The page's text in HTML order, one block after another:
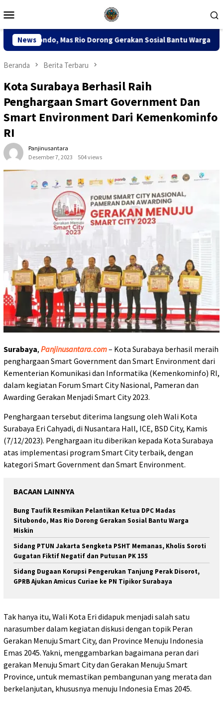
ke
Mobile
News
Gerakan Sosial Bantu Warga Miskin Sidang PTUN
Beranda Berita Terbaru
Kota Surabaya Berhasil Raih
Penghargaan Smart Government Dan
Smart Environment Dari Kemenkominfo
RI
Panjinusantara
Desember 7, 2023
504 views
Surabaya, Panjinusantara.com– Kota Surabaya berhasil meraih
penghargaan Smart Government dan Smart Environment dari
Kementerian Komunikasi dan Informatika (Kemenkominfo) RI,
dalam kegiatan Forum Smart City Nasional, Pameran dan
Awarding Gerakan Menjadi Smart City 2023.
Penghargaan tersebut diterima langsung oleh Wali Kota
Surabaya Eri Cahyadi, di Nusantara Hall, ICE, BSD City, Kamis
(7/12/2023). Penghargaan itu diberikan kepada Kota Surabaya
atas implementasi program Smart City terbaik, dengan
kategori Smart Government dan Smart Environment.
BACAAN LAINNYA
Bung Taufik Resmikan Pelantikan Ketua DPC Madas
Situbondo, Mas Rio Dorong Gerakan Sosial Bantu Warga
Miskin
Sidang PTUN Jakarta Sengketa PSHT Memanas, Kholis Soroti
Gugatan Fiktif Negatif dan Putusan PK 155
Sidang Dugaan Korupsi Pengerukan Tanjung Perak Disorot,
GPRB Ajukan Amicus Curiae ke PN Tipikor Surabaya
Tak hanya itu, Wali Kota Eri didapuk menjadi salah satu
narasumber dalam kegiatan diskusi dengan topik Peran
Gerakan Menuju Smart City, dan Province Menuju Indonesia
Emas 2045. Yakni, menggambarkan bagaimana peran dari
gerakan Menuju Smart City dan Gerakan Menuju Smart
Province, untuk memastikan pembangunan yang merata dan
berkelanjutan, khususnya menuju Indonesia Emas 2045.